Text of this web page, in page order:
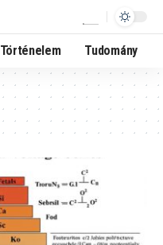
Történelem Tudomány